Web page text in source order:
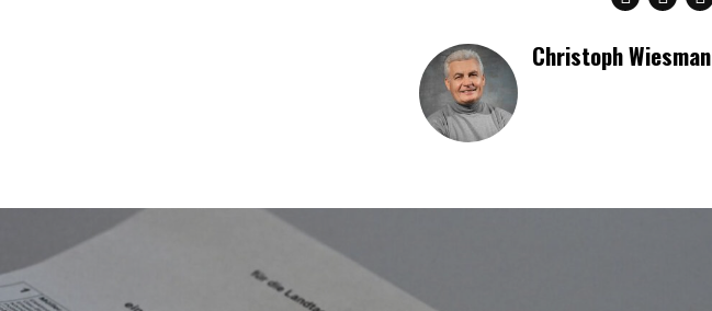
Christoph Wiesman